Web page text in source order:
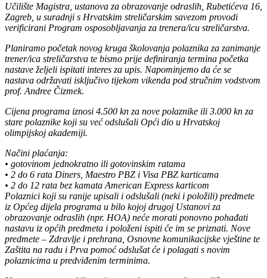
Učilište Magistra, ustanova za obrazovanje odraslih, Rubetićeva 16,
Zagreb, u suradnji s Hrvatskim streličarskim savezom provodi
verificirani Program osposobljavanja za trenera/icu streličarstva.
Planiramo početak novog kruga školovanja polaznika za zanimanje
trener/ica streličarstva te bismo prije definiranja termina početka
nastave željeli ispitati interes za upis. Napominjemo da će se
nastava održavati isključivo tijekom vikenda pod stručnim vodstvom
prof. Andree Čizmek.
Cijena programa iznosi 4.500 kn za nove polaznike ili 3.000 kn za
stare polaznike koji su već odslušali Opći dio u Hrvatskoj
olimpijskoj akademiji.
Načini plaćanja:
• gotovinom jednokratno ili gotovinskim ratama
• 2 do 6 rata Diners, Maestro PBZ i Visa PBZ karticama
• 2 do 12 rata bez kamata American Express karticom
Polaznici koji su ranije upisali i odslušali (neki i položili) predmete
iz Općeg dijela programa u bilo kojoj drugoj Ustanovi za
obrazovanje odraslih (npr. HOA) neće morati ponovno pohađati
nastavu iz općih predmeta i položeni ispiti će im se priznati. Nove
predmete – Zdravlje i prehrana, Osnovne komunikacijske vještine te
Zaštita na radu i Prva pomoć odslušat će i polagati s novim
polaznicima u predviđenim terminima.